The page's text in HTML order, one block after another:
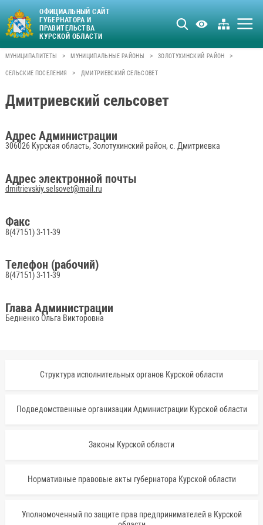
ОФИЦИАЛЬНЫЙ САЙТ
ГУБЕРНАТОРА И
ПРАВИТЕЛЬСТВА
КУРСКОЙ ОБЛАСТИ
МУНИЦИПАЛИТЕТЫ > МУНИЦИПАЛЬНЫЕ РАЙОНЫ > ЗОЛОТУХИНСКИЙ РАЙОН >
СЕЛЬСКИЕ ПОСЕЛЕНИЯ > ДМИТРИЕВСКИЙ СЕЛЬСОВЕТ
Дмитриевский сельсовет
Адрес Администрации
306026 Курская область, Золотухинский район, с. Дмитриевка
Адрес электронной почты
dmitrievskiy.selsovet@mail.ru
Факс
8(47151) 3-11-39
Телефон (рабочий)
8(47151) 3-11-39
Глава Администрации
Бедненко Ольга Викторовна
Структура исполнительных органов Курской области
Подведомственные организации Администрации Курской области
Законы Курской области
Нормативные правовые акты губернатора Курской области
Уполномоченный по защите прав предпринимателей в Курской